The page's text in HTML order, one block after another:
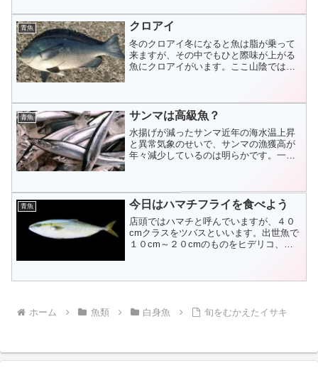
うか、手の込んだ調理は...
青魚 クロアイ
冬のクロアイ冬になると魚は脂が乗って
来ますが、その中でもひと際味が上がる
魚にクロアイがいます。ここ山陰ではク
り人には大人気の魚で...
青魚 サンマは高級魚？
水揚げが減ったサンマ近年の海水温上昇
と異常気象のせいで、サンマの漁獲高が
年々減少しているのは明らかです。一昔
と、高度経済成長を支え...
青魚 今日はハマチフライを食べよう
店頭ではハマチと呼んでいますが、４０
cmクラスをツバスといいます。出世魚で
１０cm～２０cmのものをヒデリコ、４
とブリと呼んで...
ホーム 魚類 白身魚 旬をむかえたイサキ